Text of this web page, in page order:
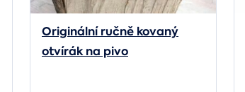
Originální ručně kovaný
otvírák na pivo